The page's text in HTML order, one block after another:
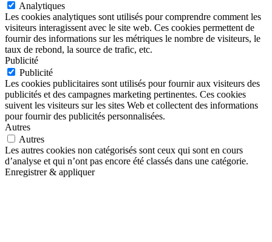
Analytiques
Les cookies analytiques sont utilisés pour comprendre comment les
visiteurs interagissent avec le site web. Ces cookies permettent de
fournir des informations sur les métriques le nombre de visiteurs, le
taux de rebond, la source de trafic, etc.
Publicité
Publicité
Les cookies publicitaires sont utilisés pour fournir aux visiteurs des
publicités et des campagnes marketing pertinentes. Ces cookies
suivent les visiteurs sur les sites Web et collectent des informations
pour fournir des publicités personnalisées.
Autres
Autres
Les autres cookies non catégorisés sont ceux qui sont en cours
d’analyse et qui n’ont pas encore été classés dans une catégorie.
Enregistrer & appliquer